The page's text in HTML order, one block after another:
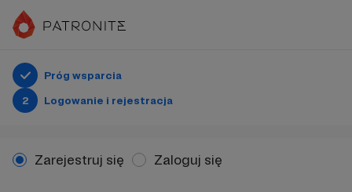
Próg wsparcia
2
Logowanie i rejestracja
Zarejestruj się Zaloguj się